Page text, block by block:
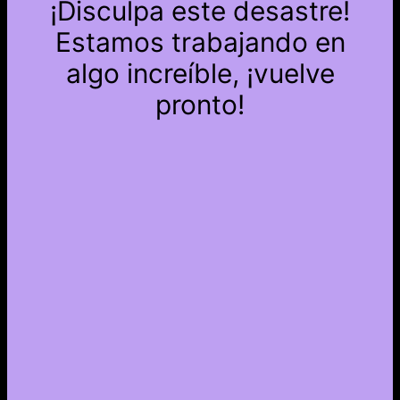
¡Disculpa este desastre!
Estamos trabajando en
algo increíble, ¡vuelve
pronto!